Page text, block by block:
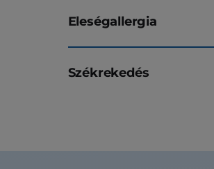
Eleségallergia
Székrekedés